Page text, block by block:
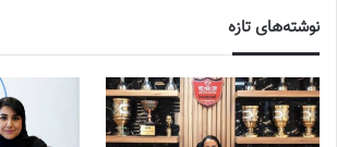
نوشته‌های تازه